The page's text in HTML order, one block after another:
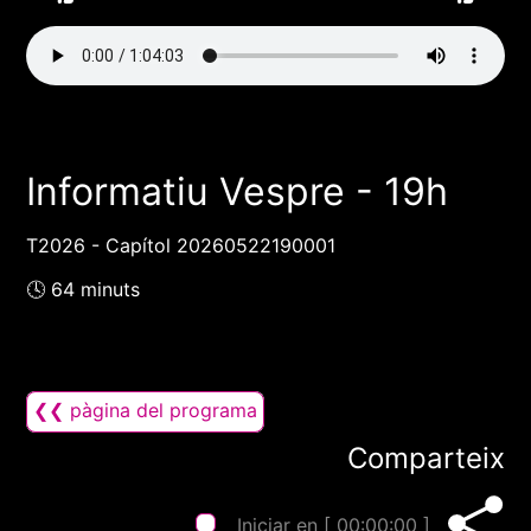
Informatiu Vespre - 19h
T2026 - Capítol 20260522190001
🕓 64 minuts
❮❮ pàgina del programa
Comparteix
Iniciar en [ 00:00:00 ]